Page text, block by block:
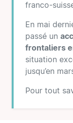
franco-
En mai
passé un
frontaliers
situation
jusqu’en
Pour tout